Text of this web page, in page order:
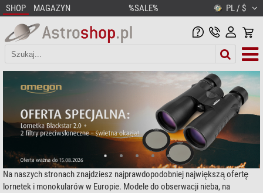
SHOP MAGAZYN %SALE% PL / $
Na naszych stronach znajdziesz najprawdopodobniej największą ofertę
lornetek i monokularów w Europie. Modele do obserwacji nieba, na